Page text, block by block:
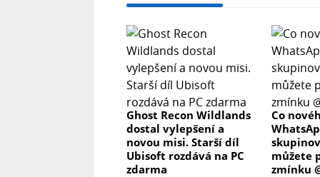
Ghost Recon Wildlands
dostal vylepšení a
novou misi. Starší díl
Ubisoft rozdává na PC
zdarma
Co
můžete
zmínku